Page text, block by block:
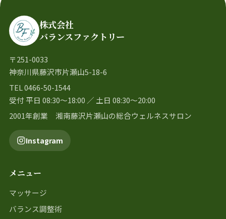
株式会社
バランスファクトリー
〒251-0033
神奈川県藤沢市片瀬山5-18-6
TEL 0466-50-1544
受付 平日 08:30〜18:00 ／ 土日 08:30〜20:00
2001年創業 湘南藤沢片瀬山の総合ウェルネスサロン
Instagram
メニュー
マッサージ
バランス調整術